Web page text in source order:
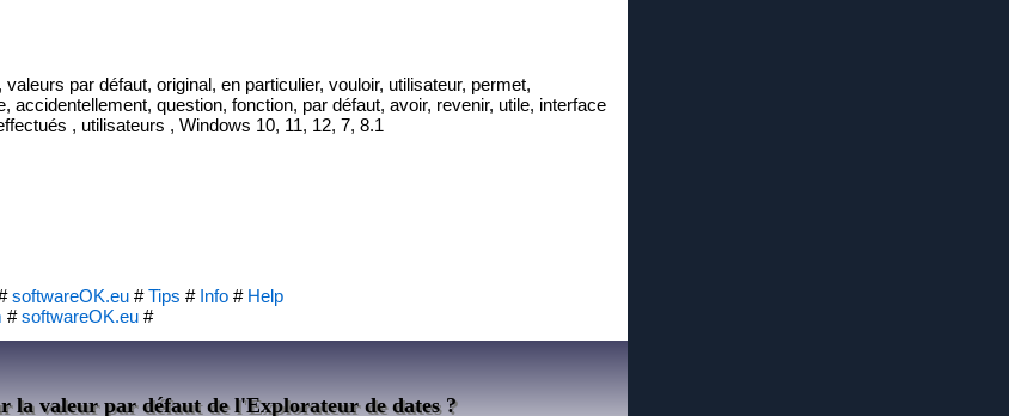
par défaut, original, en particulier, vouloir, utilisateur, permet,
accidentellement, question, fonction, par défaut, avoir, revenir, utile, interface
, utilisateurs , Windows 10, 11, 12, 7, 8.1
softwareOK.eu #Tips # Info # Help
#softwareOK.eu #
valeur par défaut de l'Explorateur de dates ?